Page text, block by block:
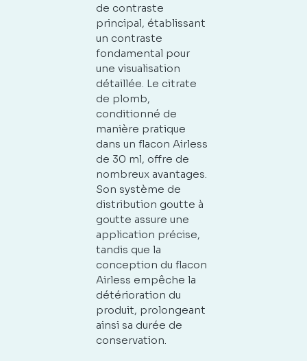
de contraste
principal, établissant
un contraste
fondamental pour
une visualisation
détaillée. Le citrate
de plomb,
conditionné de
manière pratique
dans un flacon Airless
de 30 ml, offre de
nombreux avantages.
Son système de
distribution goutte à
goutte assure une
application précise,
tandis que la
conception du flacon
Airless empêche la
détérioration du
produit, prolongeant
ainsi sa durée de
conservation.